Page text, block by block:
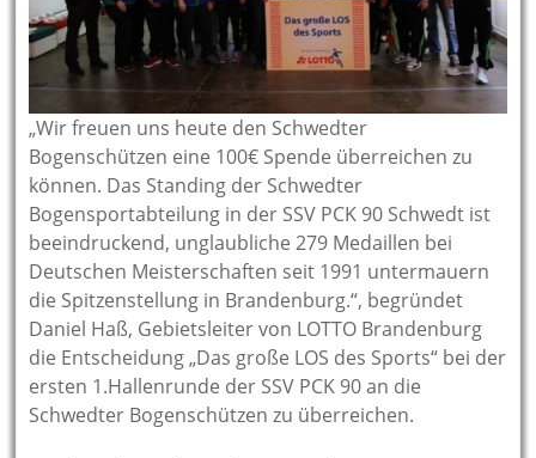
„Wir freuen uns heute den Schwedter
Bogenschützen eine 100€ Spende überreichen zu
können. Das Standing der Schwedter
Bogensportabteilung in der SSV PCK 90 Schwedt ist
beeindruckend, unglaubliche 279 Medaillen bei
Deutschen Meisterschaften seit 1991 untermauern
die Spitzenstellung in Brandenburg.“, begründet
Daniel Haß, Gebietsleiter von LOTTO Brandenburg
die Entscheidung „Das große LOS des Sports“ bei der
ersten 1.Hallenrunde der SSV PCK 90 an die
Schwedter Bogenschützen zu überreichen.